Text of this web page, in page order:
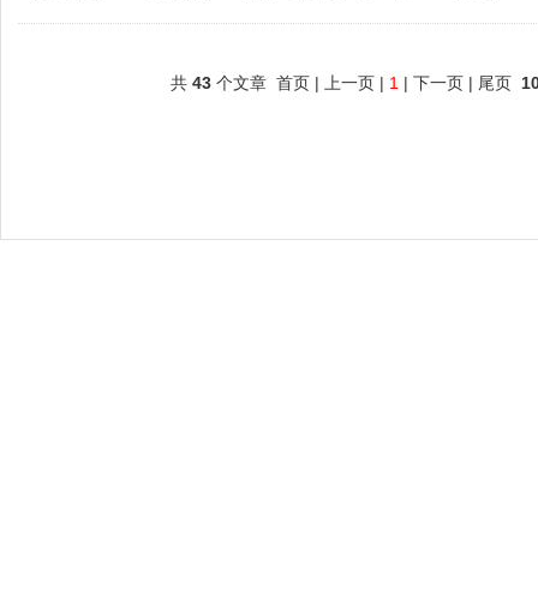
共 43 个文章 首页 | 上一页 | 1 | 下一页 | 尾页